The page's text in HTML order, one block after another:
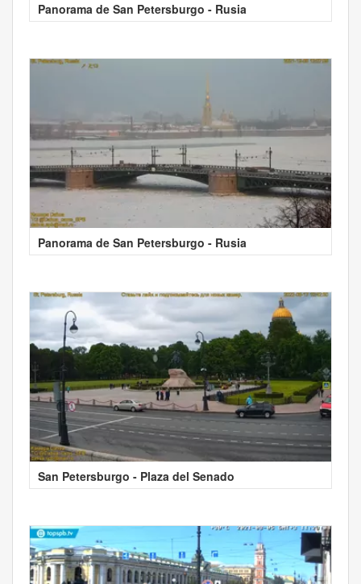
Panorama de San Petersburgo - Rusia
Panorama de San Petersburgo - Rusia
San Petersburgo - Plaza del Senado